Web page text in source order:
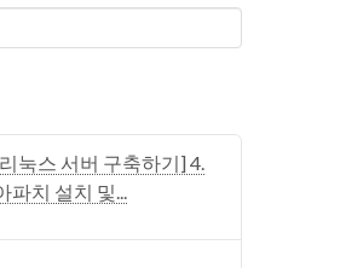
눅스 서버 구축하기] 4.
파치 설치 및...